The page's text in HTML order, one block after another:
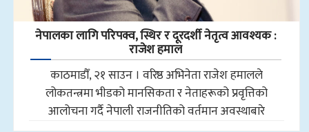
नेपालका लागि परिपक्व, स्थिर र दूरदर्शी नेतृत्व आवश्यक :
राजेश हमाल
काठमाडौँ, २१ साउन । वरिष्ठ अभिनेता राजेश हमालले
लोकतन्त्रमा भीडको मानसिकता र नेताहरूको प्रवृत्तिको
आलोचना गर्दै नेपाली राजनीतिको वर्तमान अवस्थाबारे